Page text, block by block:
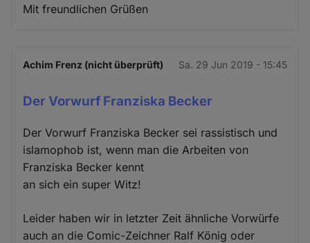
Mit freundlichen Grüßen
Achim Frenz (nicht überprüft) Sa. 29 Jun 2019 - 15:45
Der Vorwurf Franziska Becker
Der Vorwurf Franziska Becker sei rassistisch und
islamophob ist, wenn man die Arbeiten von
Franziska Becker kennt
an sich ein super Witz!
Leider haben wir in letzter Zeit ähnliche Vorwürfe
auch an die Comic-Zeichner Ralf König oder